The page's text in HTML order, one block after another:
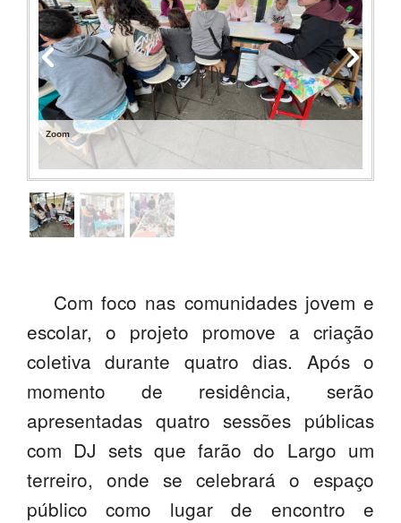
Zoom
Com foco nas comunidades jovem e
escolar, o projeto promove a criação
coletiva durante quatro dias. Após o
momento de residência, serão
apresentadas quatro sessões públicas
com DJ sets que farão do Largo um
terreiro, onde se celebrará o espaço
público como lugar de encontro e